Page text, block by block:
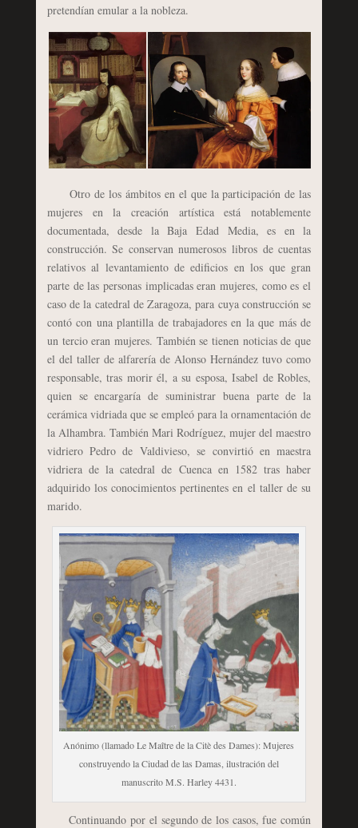
pretendían emular a la nobleza.
Otro de los ámbitos en el que la participación de las
mujeres en la creación artística está notablemente
documentada, desde la Baja Edad Media, es en la
construcción. Se conservan numerosos libros de cuentas
relativos al levantamiento de edificios en los que gran
parte de las personas implicadas eran mujeres, como es el
caso de la catedral de Zaragoza, para cuya construcción se
contó con una plantilla de trabajadores en la que más de
un tercio eran mujeres. También se tienen noticias de que
el del taller de alfarería de Alonso Hernández tuvo como
responsable, tras morir él, a su esposa, Isabel de Robles,
quien se encargaría de suministrar buena parte de la
cerámica vidriada que se empleó para la ornamentación de
la Alhambra. También Mari Rodríguez, mujer del maestro
vidriero Pedro de Valdivieso, se convirtió en maestra
vidriera de la catedral de Cuenca en 1582 tras haber
adquirido los conocimientos pertinentes en el taller de su
marido.
Anónimo (llamado Le Maître de la Citè des Dames): Mujeres
construyendo la Ciudad de las Damas, ilustración del
manuscrito M.S. Harley 4431.
Continuando por el segundo de los casos, fue común